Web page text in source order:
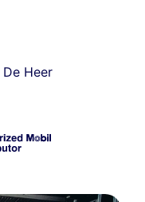
De Heer